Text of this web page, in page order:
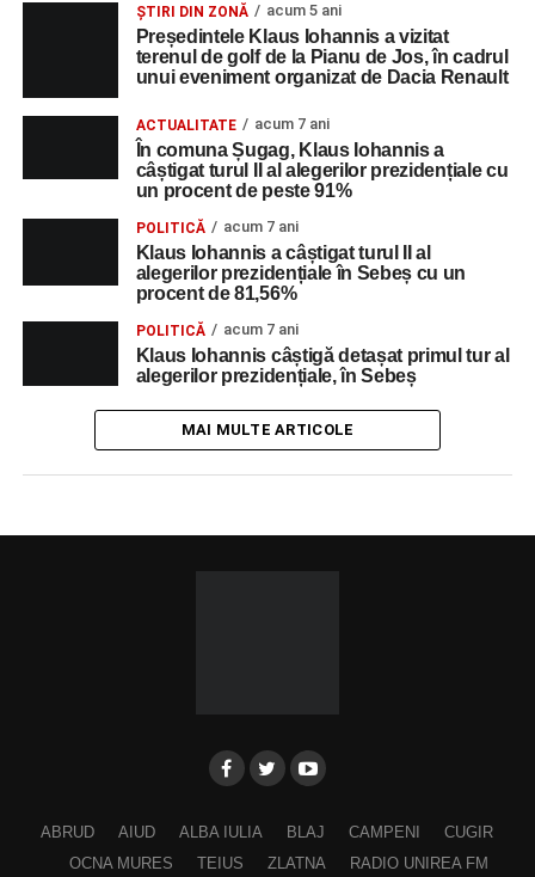
ȘTIRI DIN ZONĂ acum 5 ani
Președintele Klaus Iohannis a vizitat
terenul de golf de la Pianu de Jos, în cadrul
unui eveniment organizat de Dacia Renault
ACTUALITATE acum 7 ani
În comuna Șugag, Klaus Iohannis a
câștigat turul II al alegerilor prezidențiale cu
un procent de peste 91%
POLITICĂ acum 7 ani
Klaus Iohannis a câștigat turul II al
alegerilor prezidențiale în Sebeș cu un
procent de 81,56%
POLITICĂ acum 7 ani
Klaus Iohannis câștigă detașat primul tur al
alegerilor prezidențiale, în Sebeș
MAI MULTE ARTICOLE
ABRUD AIUD ALBA IULIA BLAJ CAMPENI
CUGIR
OCNA MURES
TEIUS ZLATNA RADIO UNIREA FM